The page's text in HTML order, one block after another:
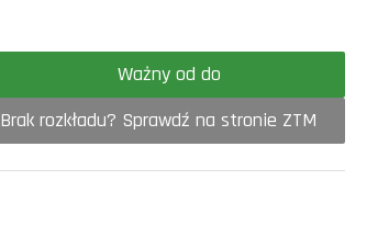
Ważny od do
Brak rozkładu? Sprawdź na stronie ZTM